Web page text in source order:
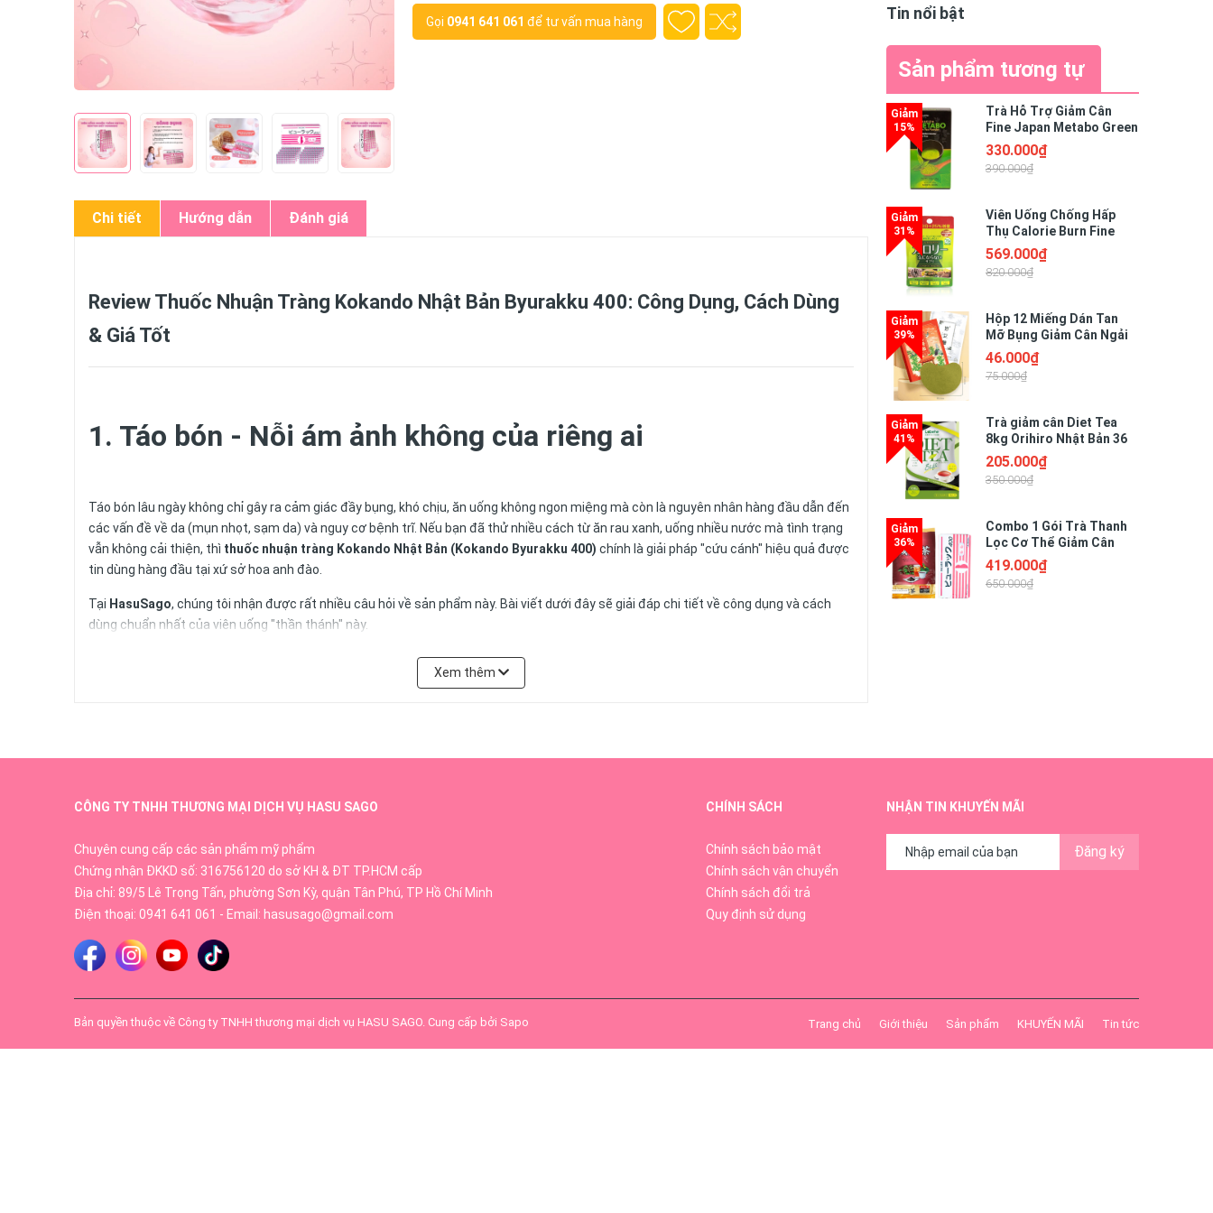
Gọi 0941 641 061 để tư vấn mua hàng
Chi tiết Hướng dẫn Đánh giá
Review Thuốc Nhuận Tràng Kokando Nhật Bản Byurakku 400: Công Dụng, Cách Dùng
& Giá Tốt
1. Táo bón - Nỗi ám ảnh không của riêng ai
Táo bón lâu ngày không chỉ gây ra cảm giác đầy bụng, khó chịu, ăn uống không ngon miệng mà còn là nguyên nhân hàng đầu dẫn đến
các vấn đề về da (mụn nhọt, sạm da) và nguy cơ bệnh trĩ. Nếu bạn đã thử nhiều cách từ ăn rau xanh, uống nhiều nước mà tình trạng
vẫn không cải thiện, thì thuốc nhuận tràng Kokando Nhật Bản (Kokando Byurakku 400) chính là giải pháp "cứu cánh" hiệu quả được
tin dùng hàng đầu tại xứ sở hoa anh đào.
Tại HasuSago, chúng tôi nhận được rất nhiều câu hỏi về sản phẩm này. Bài viết dưới đây sẽ giải đáp chi tiết về công dụng và cách
dùng chuẩn nhất của viên uống "thần thánh" này.
Xem thêm
Tin nổi bật
Sản phẩm tương tự
Trà Hỗ Trợ Giảm Cân
Fine Japan Metabo Green
Tea Nhật Bản (Hộp 30
Gói)
330.000₫
390.000₫
Viên Uống Chống Hấp
Thụ Calorie Burn Fine
Japan Nhật Bản Gói 150
Viên
569.000₫
820.000₫
Hộp 12 Miếng Dán Tan
Mỡ Bụng Giảm Cân Ngải
Cứu Detox Giảm Mỡ Eo
Thon Gọn Hiệu Quả Tiện
Lợi
46.000₫
75.000₫
Trà giảm cân Diet Tea
8kg Orihiro Nhật Bản 36
gói
205.000₫
350.000₫
Combo 1 Gói Trà Thanh
Lọc Cơ Thể Giảm Cân
Giảm Mỡ Bụng + 1 Hộp 8
vỉ nhuận tràng Nhật Bản
419.000₫
650.000₫
CÔNG TY TNHH THƯƠNG MẠI DỊCH VỤ HASU SAGO
Chuyên cung cấp các sản phẩm mỹ phẩm
Chứng nhận ĐKKD số: 316756120 do sở KH & ĐT TP.HCM cấp
Địa chỉ: 89/5 Lê Trọng Tấn, phường Sơn Kỳ, quận Tân Phú, TP Hồ Chí Minh
Điện thoại: 0941 641 061 - Email: hasusago@gmail.com
CHÍNH SÁCH
Chính sách bảo mật
Chính sách vận chuyển
Chính sách đổi trả
Quy định sử dụng
NHẬN TIN KHUYẾN MÃI
Đăng ký
Bản quyền thuộc về Công ty TNHH thương mại dịch vụ HASU SAGO. Cung cấp bởi Sapo Trang chủ Giới thiệu Sản phẩm KHUYẾN MÃI Tin tức